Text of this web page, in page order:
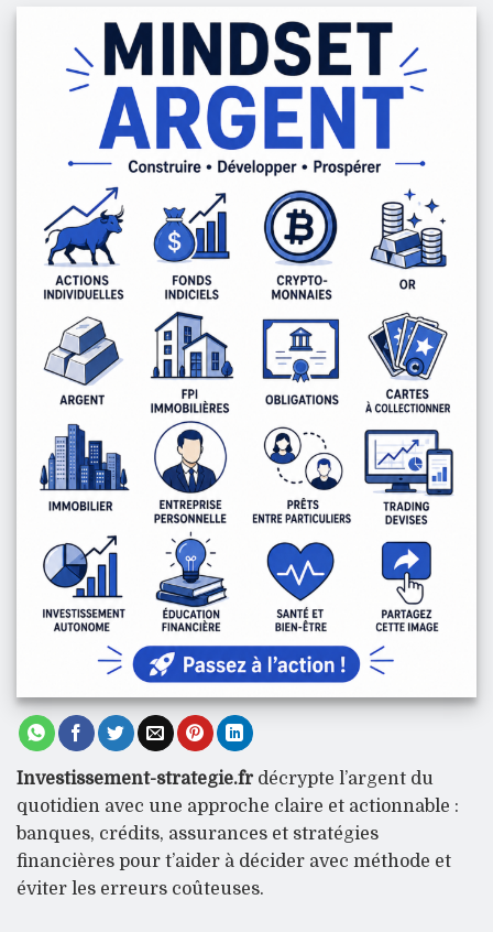
Investissement-strategie.fr décrypte l’argent du
quotidien avec une approche claire et actionnable :
banques, crédits, assurances et stratégies
financières pour t’aider à décider avec méthode et
éviter les erreurs coûteuses.